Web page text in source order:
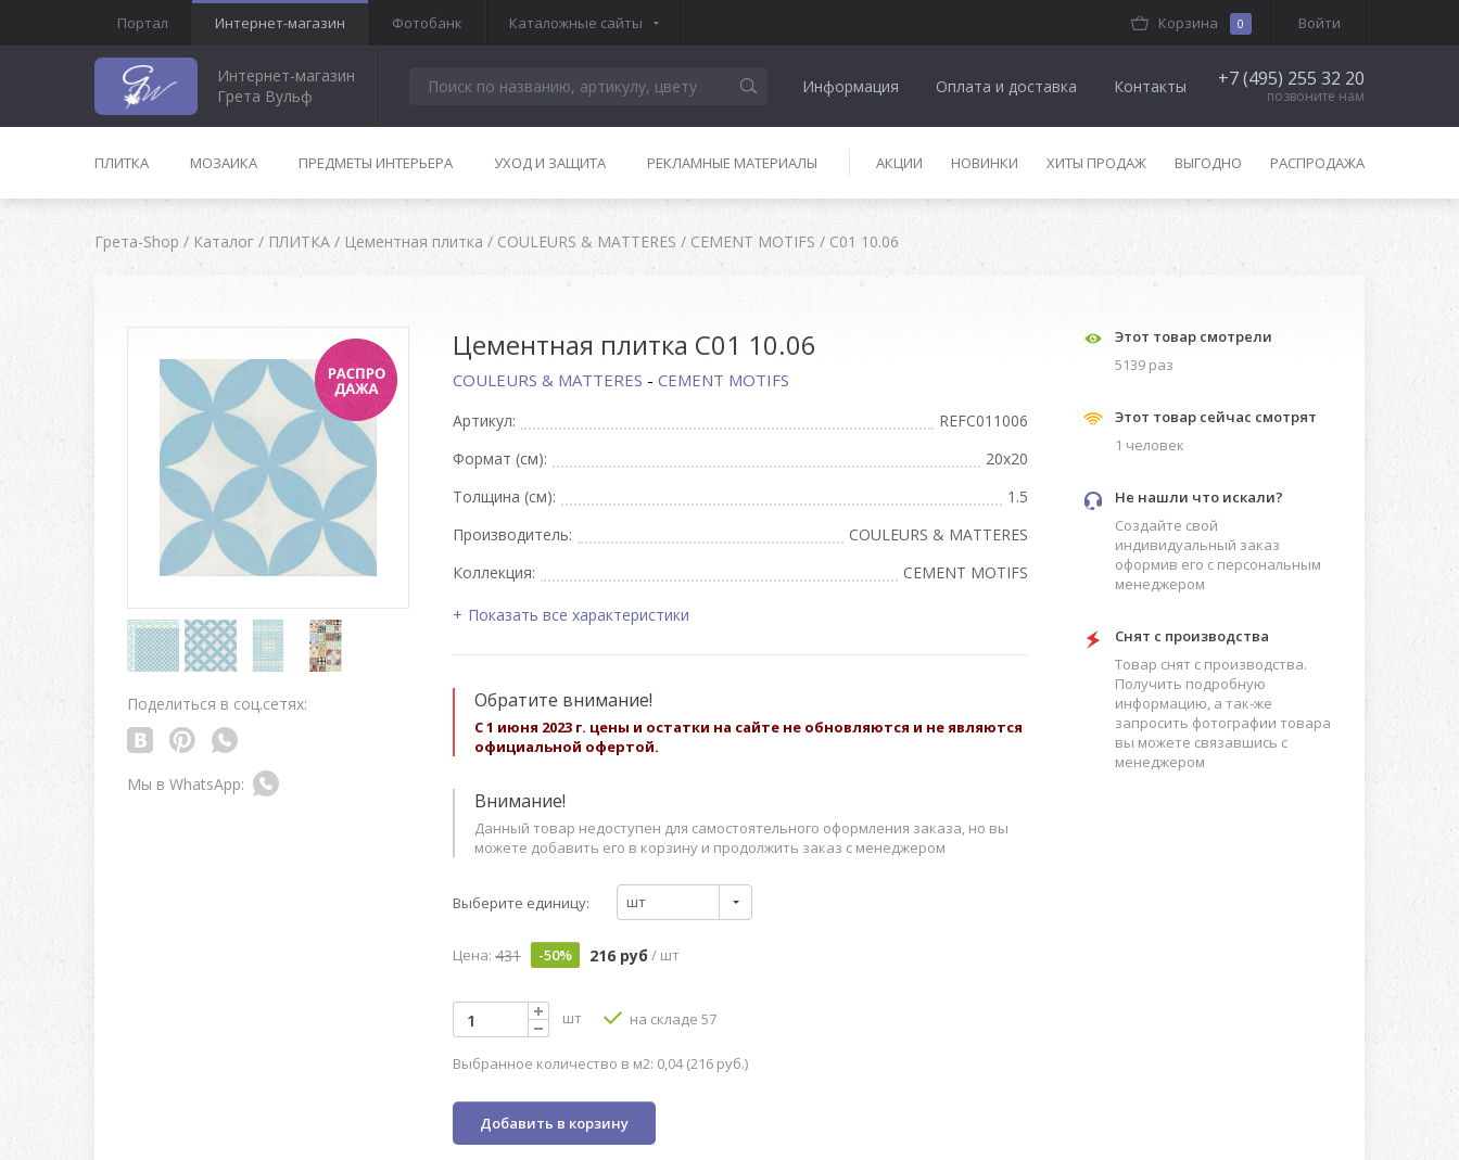
Портал Интернет-магазин Фотобанк Каталожные сайты Войти
Корзина 0
Интернет-магазин
Грета Вульф
Информация Оплата и доставка Контакты +7 (495) 255 32 20
позвоните нам
ПЛИТКА МОЗАИКА ПРЕДМЕТЫ ИНТЕРЬЕРА УХОД И ЗАЩИТА РЕКЛАМНЫЕ МАТЕРИАЛЫ АКЦИИ НОВИНКИ ХИТЫ ПРОДАЖ ВЫГОДНО РАСПРОДАЖА
Грета-Shop / Каталог / ПЛИТКА / Цементная плитка / COULEURS & MATTERES / CEMENT MOTIFS / C01 10.06
Поделиться в соц.сетях:
Цементная плитка C01 10.06
COULEURS & MATTERES - CEMENT MOTIFS
Артикул:
REFC011006
Формат (см):
20x20
Толщина (см):
1.5
Производитель:
COULEURS & MATTERES
Коллекция:
CEMENT MOTIFS
Показать все характеристики
Обратите внимание!
С 1 июня 2023 г. цены и остатки на сайте не обновляются и не являются
официальной офертой.
Внимание!
Данный товар недоступен для самостоятельного оформления заказа, но вы
можете добавить его в корзину и продолжить заказ с менеджером
Выберите единицу: шт
Цена: 431 -50% 216 руб / шт
шт на складе 57
Выбранное количество в м2: 0,04 (216 руб.)
Добавить в корзину
Этот товар смотрели
5139 раз
Этот товар сейчас смотрят
1 человек
Не нашли что искали?
Создайте свой
индивидуальный заказ
оформив его с персональным
менеджером
Снят с производства
Товар снят с производства.
Получить подробную
информацию, а так-же
запросить фотографии товара
вы можете связавшись с
менеджером